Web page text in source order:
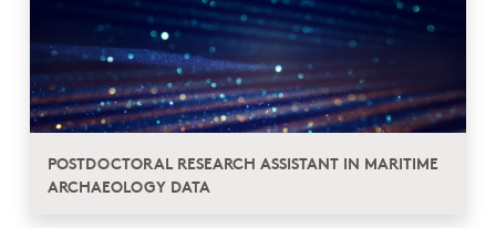
POSTDOCTORAL RESEARCH ASSISTANT IN MARITIME
ARCHAEOLOGY DATA